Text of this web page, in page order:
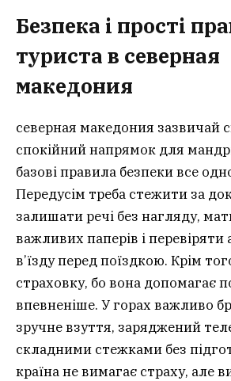
Безпека і прості
туриста в северная
македония
северная македония зазвичай
спокійний напрямок для
базові правила безпеки все
Передусім треба стежити за
залишати речі без нагляду,
важливих паперів і перевіряти
в’їзду перед поїздкою. Крім
страховку, бо вона допомагає
впевненіше. У горах важливо
зручне взуття, заряджений
складними стежками без
країна не вимагає страху, але